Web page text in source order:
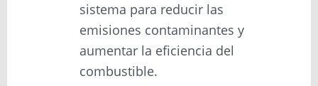
sistema para reducir las
emisiones contaminantes y
aumentar la eficiencia del
combustible.